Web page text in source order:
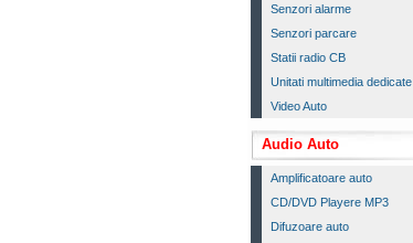
Senzori alarme
Senzori parcare
Statii radio CB
Unitati multimedia dedicate
Video Auto
Audio Auto
Amplificatoare auto
CD/DVD Playere MP3
Difuzoare auto